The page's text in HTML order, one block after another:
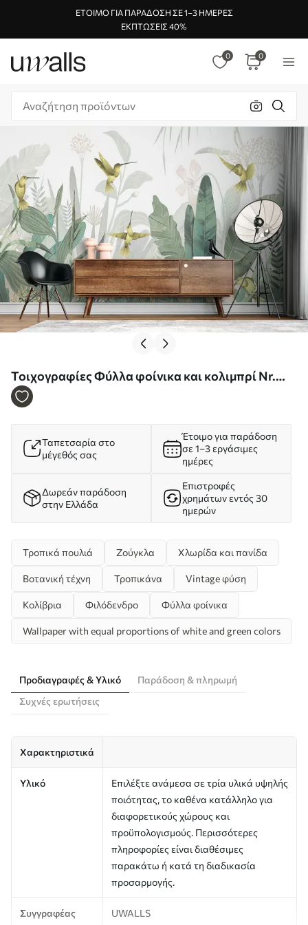
ΈΤΟΙΜΟ ΓΙΑ ΠΑΡΆΔΟΣΗ ΣΕ 1–3 ΗΜΈΡΕΣ
ΕΚΠΤΏΣΕΙΣ 40%
0 0
Τοιχογραφίες Φύλλα φοίνικα και κολιμπρί Nr.
u01841
Ταπετσαρία στο
μέγεθός σας
Έτοιμο για παράδοση
σε 1–3 εργάσιμες
ημέρες
Δωρεάν παράδοση
στην Ελλάδα
Επιστροφές
χρημάτων εντός 30
ημερών
Τροπικά πουλιά Ζούγκλα Χλωρίδα και πανίδα
Βοτανική τέχνη Τροπικάνα Vintage φύση
Κολίβρια Φιλόδενδρο Φύλλα φοίνικα
Wallpaper with equal proportions of white and green colors
Προδιαγραφές & Υλικό
Παράδοση & πληρωμή
Συχνές ερωτήσεις
Χαρακτηριστικά
Υλικό
Επιλέξτε ανάμεσα σε τρία υλικά υψηλής
ποιότητας, το καθένα κατάλληλο για
διαφορετικούς χώρους και
προϋπολογισμούς. Περισσότερες
πληροφορίες είναι διαθέσιμες
παρακάτω ή κατά τη διαδικασία
προσαρμογής.
Συγγραφέας UWALLS